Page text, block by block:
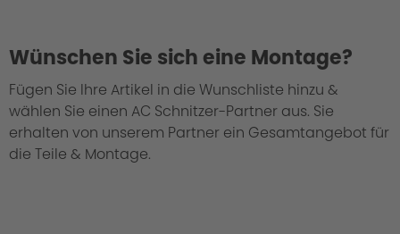
Bei uns geht jedes Fahrwerk durch die
"Grüne Hölle"
Wünschen Sie sich eine Montage?
Fügen Sie Ihre Artikel in die Wunschliste hinzu &
wählen Sie einen AC Schnitzer-Partner aus. Sie
erhalten von unserem Partner ein Gesamtangebot für
die Teile & Montage.